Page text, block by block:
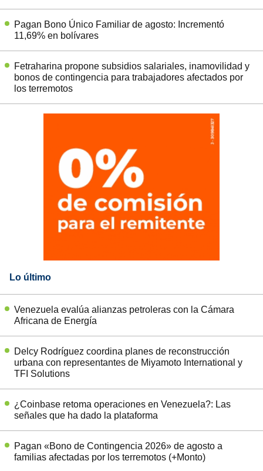
Pagan Bono Único Familiar de agosto: Incrementó
11,69% en bolívares
Fetraharina propone subsidios salariales, inamovilidad y
bonos de contingencia para trabajadores afectados por
los terremotos
Lo último
Venezuela evalúa alianzas petroleras con la Cámara
Africana de Energía
Delcy Rodríguez coordina planes de reconstrucción
urbana con representantes de Miyamoto International y
TFI Solutions
¿Coinbase retoma operaciones en Venezuela?: Las
señales que ha dado la plataforma
Pagan «Bono de Contingencia 2026» de agosto a
familias afectadas por los terremotos (+Monto)